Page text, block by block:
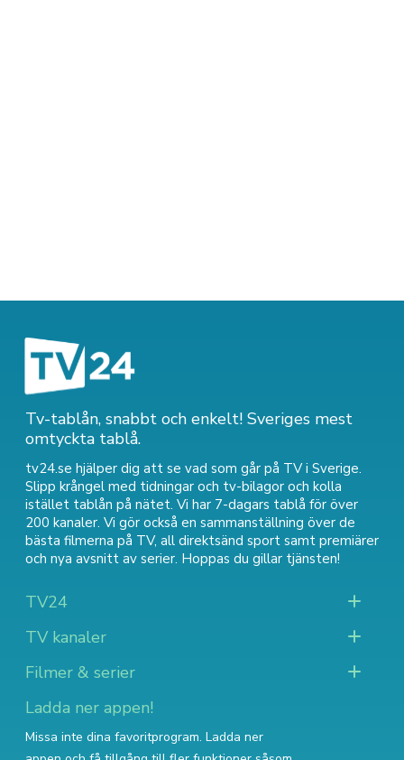
Tv-tablån, snabbt och enkelt! Sveriges mest
omtyckta tablå.
tv24.se hjälper dig att se vad som går på TV i Sverige.
Slipp krångel med tidningar och tv-bilagor och kolla
istället tablån på nätet. Vi har 7-dagars tablå för över
200 kanaler. Vi gör också en sammanställning över de
bästa filmerna på TV, all direktsänd sport samt premiärer
och nya avsnitt av serier. Hoppas du gillar tjänsten!
TV24
TV kanaler
Filmer & serier
Ladda ner appen!
Missa inte dina favoritprogram. Ladda ner